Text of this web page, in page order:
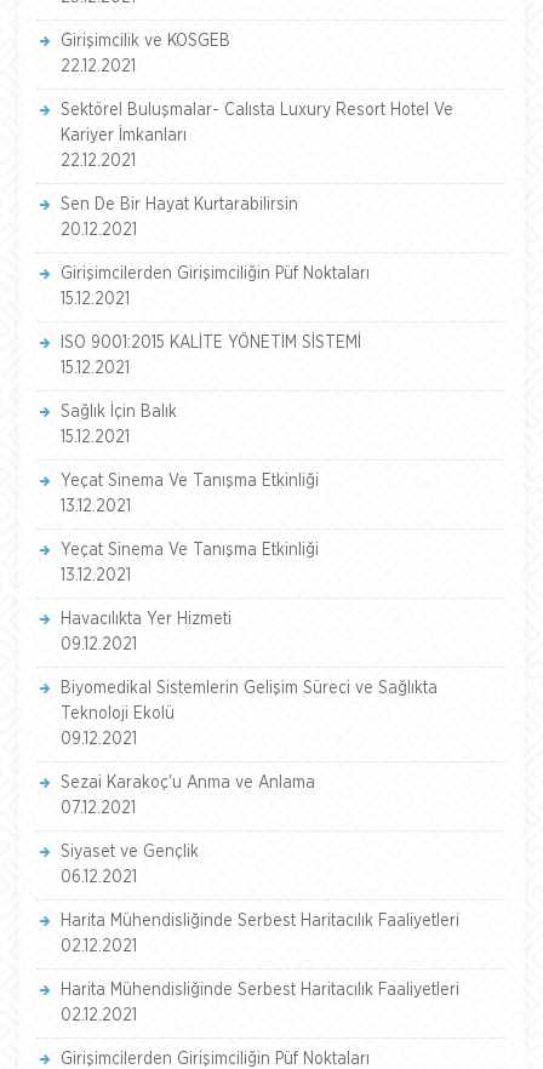
Girişimcilik ve KOSGEB
22.12.2021
Sektörel Buluşmalar- Calısta Luxury Resort Hotel Ve
Kariyer İmkanları
22.12.2021
Sen De Bir Hayat Kurtarabilirsin
20.12.2021
Girişimcilerden Girişimciliğin Püf Noktaları
15.12.2021
ISO 9001:2015 KALİTE YÖNETİM SİSTEMİ
15.12.2021
Sağlık İçin Balık
15.12.2021
Yeçat Sinema Ve Tanışma Etkinliği
13.12.2021
Yeçat Sinema Ve Tanışma Etkinliği
13.12.2021
Havacılıkta Yer Hizmeti
09.12.2021
Biyomedikal Sistemlerin Gelişim Süreci ve Sağlıkta
Teknoloji Ekolü
09.12.2021
Sezai Karakoç'u Anma ve Anlama
07.12.2021
Siyaset ve Gençlik
06.12.2021
Harita Mühendisliğinde Serbest Haritacılık Faaliyetleri
02.12.2021
Harita Mühendisliğinde Serbest Haritacılık Faaliyetleri
02.12.2021
Girişimcilerden Girişimciliğin Püf Noktaları